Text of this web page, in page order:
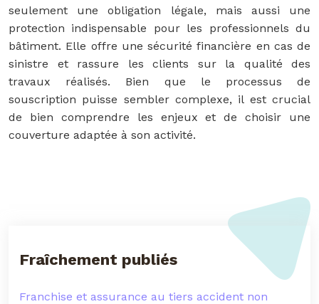
seulement une obligation légale, mais aussi une
protection indispensable pour les professionnels du
bâtiment. Elle offre une sécurité financière en cas de
sinistre et rassure les clients sur la qualité des
travaux réalisés. Bien que le processus de
souscription puisse sembler complexe, il est crucial
de bien comprendre les enjeux et de choisir une
couverture adaptée à son activité.
Fraîchement publiés
Franchise et assurance au tiers accident non